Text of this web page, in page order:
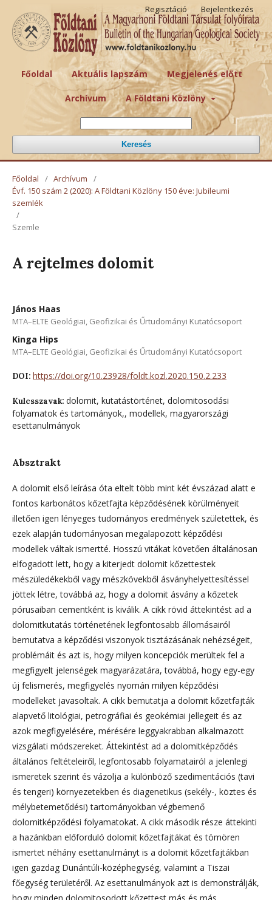
Főoldal Aktuális lapszám Megjelenés előtt
Archívum A Földtani Közlöny
Keresés
Regisztáció Bejelentkezés
Főoldal / Archívum
/
Évf. 150 szám 2 (2020): A Földtani Közlöny 150 éve: Jubileumi
szemlék
/
Szemle
A rejtelmes dolomit
János Haas
MTA–ELTE Geológiai, Geofizikai és Űrtudományi Kutatócsoport
Kinga Hips
MTA–ELTE Geológiai, Geofizikai és Űrtudományi Kutatócsoport
DOI: https://doi.org/10.23928/foldt.kozl.2020.150.2.233
Kulcsszavak: dolomit, kutatástörténet, dolomitosodási
folyamatok és tartományok,, modellek, magyarországi
esettanulmányok
Absztrakt
A dolomit első leírása óta eltelt több mint két évszázad alatt e
fontos karbonátos kőzetfajta képződésének körülményeit
illetően igen lényeges tudományos eredmények születettek, és
ezek alapján tudományosan megalapozott képződési
modellek váltak ismertté. Hosszú vitákat követően általánosan
elfogadott lett, hogy a kiterjedt dolomit kőzettestek
mészüledékekből vagy mészkövekből ásványhelyettesítéssel
jöttek létre, továbbá az, hogy a dolomit ásvány a kőzetek
pórusaiban cementként is kiválik. A cikk rövid áttekintést ad a
dolomitkutatás történetének legfontosabb állomásairól
bemutatva a képződési viszonyok tisztázásának nehézségeit,
problémáit és azt is, hogy milyen koncepciók merültek fel a
megfigyelt jelenségek magyarázatára, továbbá, hogy egy-egy
új felismerés, megfigyelés nyomán milyen képződési
modelleket javasoltak. A cikk bemutatja a dolomit kőzetfajták
alapvető litológiai, petrográfiai és geokémiai jellegeit és az
azok megfigyelésére, mérésére leggyakrabban alkalmazott
vizsgálati módszereket. Áttekintést ad a dolomitképződés
általános feltételeiről, legfontosabb folyamatairól a jelenlegi
ismeretek szerint és vázolja a különböző szedimentációs (tavi
és tengeri) környezetekben és diagenetikus (sekély-, köztes és
mélybetemetődési) tartományokban végbemenő
dolomitképződési folyamatokat. A cikk második része áttekinti
a hazánkban előforduló dolomit kőzetfajtákat és tömören
ismertet néhány esettanulmányt is a dolomit kőzetfajtákban
igen gazdag Dunántúli-középhegység, valamint a Tiszai
főegység területéről. Az esettanulmányok azt is demonstrálják,
hogy minden dolomitosodott kőzettest más és más